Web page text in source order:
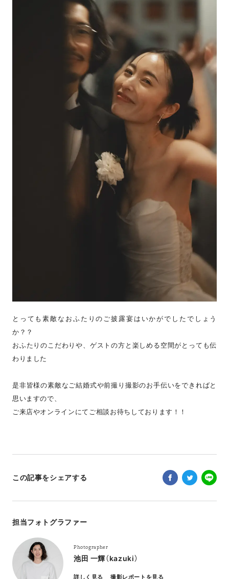
とっても素敵なおふたりのご披露宴はいかがでしたでしょう
か？？
おふたりのこだわりや、ゲストの方と楽しめる空間がとっても伝
わりました
是非皆様の素敵なご結婚式や前撮り撮影のお手伝いをできればと
思いますので、
ご来店やオンラインにてご相談お待ちしております！！
この記事をシェアする
担当フォトグラファー
Photographer
池田 一輝（kazuki）
詳しく見る 撮影レポートを見る